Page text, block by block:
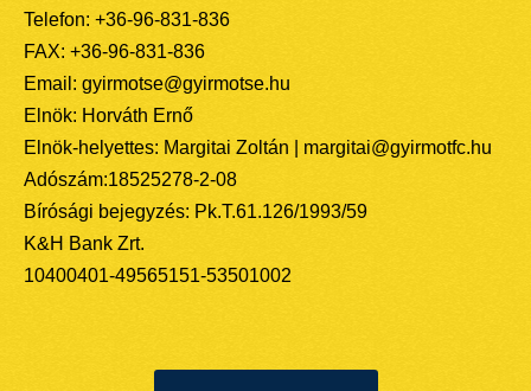
Telefon: +36-96-831-836
FAX: +36-96-831-836
Email: gyirmotse@gyirmotse.hu
Elnök: Horváth Ernő
Elnök-helyettes: Margitai Zoltán | margitai@gyirmotfc.hu
Adószám:18525278-2-08
Bírósági bejegyzés: Pk.T.61.126/1993/59
K&H Bank Zrt.
10400401-49565151-53501002